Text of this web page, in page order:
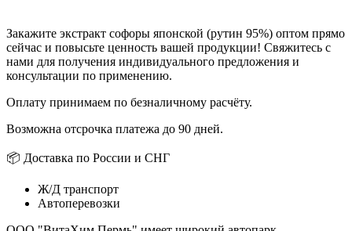
Закажите экстракт софоры японской (рутин 95%) оптом прямо
сейчас и повысьте ценность вашей продукции! Свяжитесь с
нами для получения индивидуального предложения и
консультации по применению.
Оплату принимаем по безналичному расчёту.
Возможна отсрочка платежа до 90 дней.
📦 Доставка по России и СНГ
Ж/Д транспорт
Автоперевозки